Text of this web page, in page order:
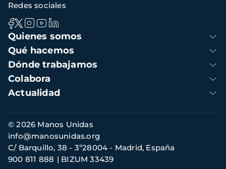
Navegación
principal
Quienes somos
Qué hacemos
Dónde trabajamos
Colabora
Actualidad
Redes sociales
Información
de
contacto
© 2026 Manos Unidas
C/ Barquillo, 38 - 3º28004 - Madrid, España
900 811 888
BIZUM 33439
info@manosunidas.org